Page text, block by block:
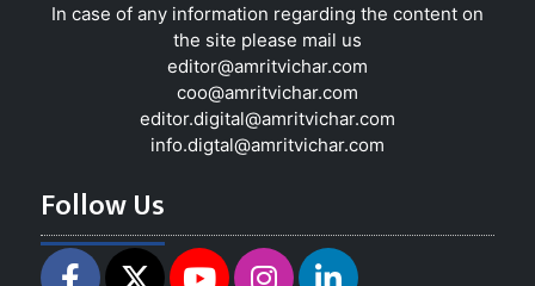
In case of any information regarding the content on
the site please mail us
editor@amritvichar.com
coo@amritvichar.com
editor.digital@amritvichar.com
info.digtal@amritvichar.com
Follow Us